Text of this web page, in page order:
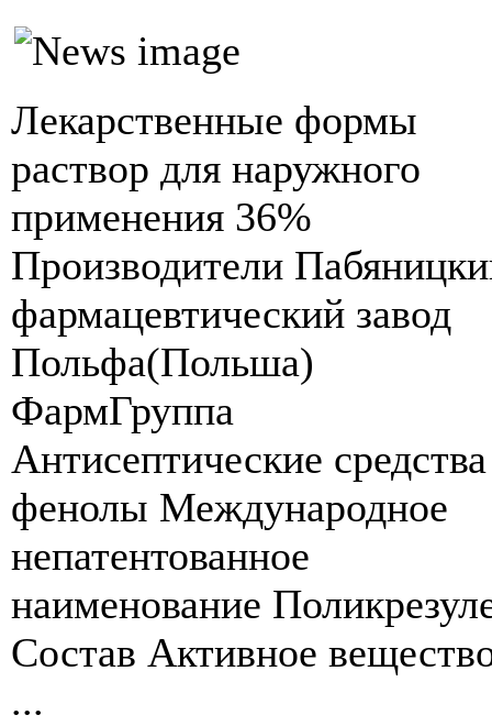
Лекарственные формы
раствор для наружного
применения 36%
Производители
фармацевтический завод
Польфа(Польша)
ФармГруппа
Антисептические
фенолы Международное
непатентованное
наименование
Состав Активное
...